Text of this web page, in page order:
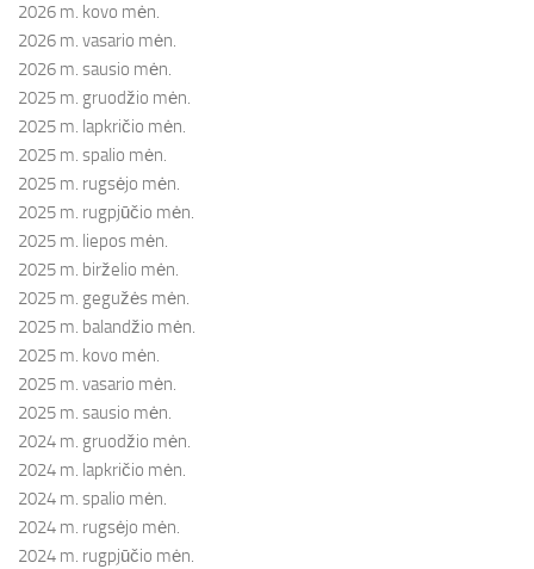
2026 m. kovo mėn.
2026 m. vasario mėn.
2026 m. sausio mėn.
2025 m. gruodžio mėn.
2025 m. lapkričio mėn.
2025 m. spalio mėn.
2025 m. rugsėjo mėn.
2025 m. rugpjūčio mėn.
2025 m. liepos mėn.
2025 m. birželio mėn.
2025 m. gegužės mėn.
2025 m. balandžio mėn.
2025 m. kovo mėn.
2025 m. vasario mėn.
2025 m. sausio mėn.
2024 m. gruodžio mėn.
2024 m. lapkričio mėn.
2024 m. spalio mėn.
2024 m. rugsėjo mėn.
2024 m. rugpjūčio mėn.